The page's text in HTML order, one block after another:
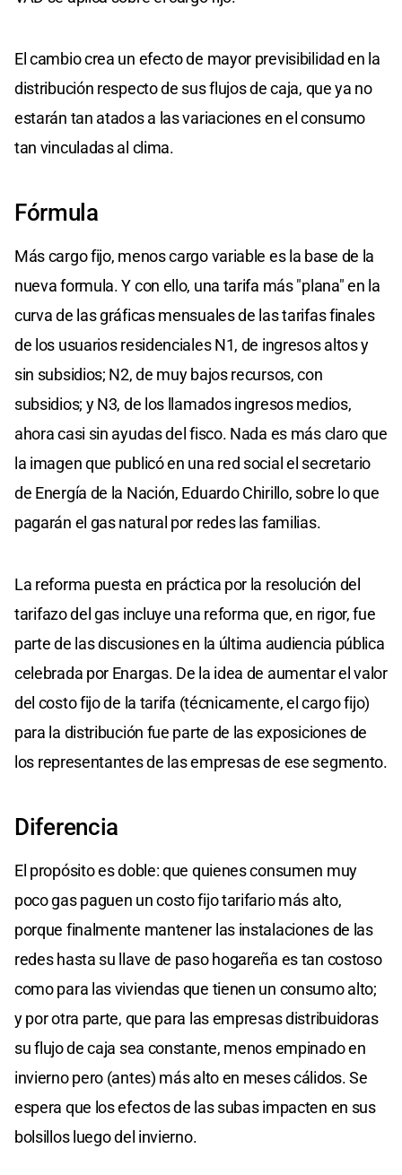
El cambio crea un efecto de mayor previsibilidad en la
distribución respecto de sus flujos de caja, que ya no
estarán tan atados a las variaciones en el consumo
tan vinculadas al clima.
Fórmula
Más cargo fijo, menos cargo variable es la base de la
nueva formula. Y con ello, una tarifa más "plana" en la
curva de las gráficas mensuales de las tarifas finales
de los usuarios residenciales N1, de ingresos altos y
sin subsidios; N2, de muy bajos recursos, con
subsidios; y N3, de los llamados ingresos medios,
ahora casi sin ayudas del fisco. Nada es más claro que
la imagen que publicó en una red social el secretario
de Energía de la Nación, Eduardo Chirillo, sobre lo que
pagarán el gas natural por redes las familias.
La reforma puesta en práctica por la resolución del
tarifazo del gas incluye una reforma que, en rigor, fue
parte de las discusiones en la última audiencia pública
celebrada por Enargas. De la idea de aumentar el valor
del costo fijo de la tarifa (técnicamente, el cargo fijo)
para la distribución fue parte de las exposiciones de
los representantes de las empresas de ese segmento.
Diferencia
El propósito es doble: que quienes consumen muy
poco gas paguen un costo fijo tarifario más alto,
porque finalmente mantener las instalaciones de las
redes hasta su llave de paso hogareña es tan costoso
como para las viviendas que tienen un consumo alto;
y por otra parte, que para las empresas distribuidoras
su flujo de caja sea constante, menos empinado en
invierno pero (antes) más alto en meses cálidos. Se
espera que los efectos de las subas impacten en sus
bolsillos luego del invierno.